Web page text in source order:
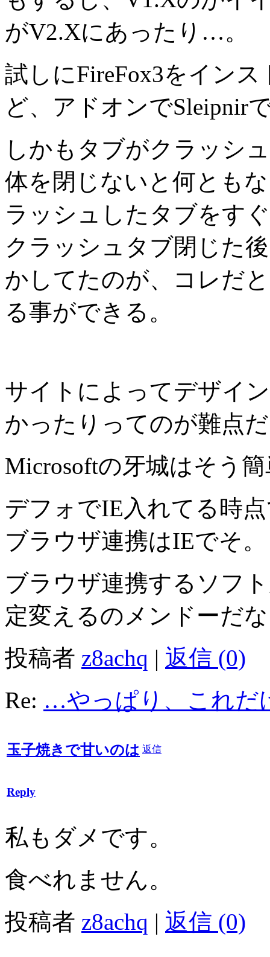
がV2.Xにあったり…。
試しにFireFox3をイン
ど、アドオンでSleipnir
しかもタブがクラッシ
体を閉じないと何とも
ラッシュしたタブをす
クラッシュタブ閉じた
かしてたのが、コレだ
る事ができる。
サイトによってデザイ
かったりってのが難点
Microsoftの牙城はそう
デフォでIE入れてる時
ブラウザ連携はIEでそ。
ブラウザ連携するソフ
定変えるのメンドーだ
投稿者 z8achq | 返信 (0)
Re: …やっぱり、これだ
玉子焼きで甘いのは 返信
Reply
私もダメです。
食べれません。
投稿者 z8achq | 返信 (0)